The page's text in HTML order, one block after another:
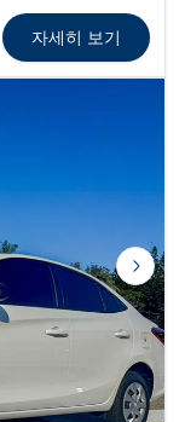
자세히 보기
Next